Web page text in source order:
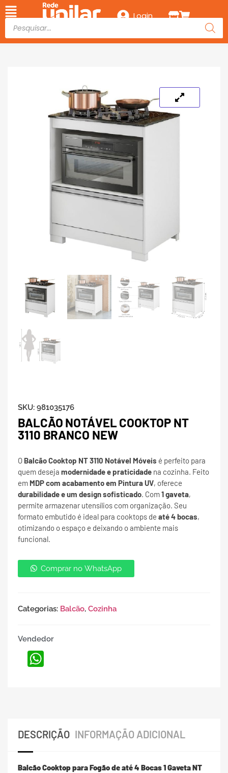
Login
SKU: 981035176
BALCÃO NOTÁVEL COOKTOP NT
3110 BRANCO NEW
O Balcão Cooktop NT 3110 Notável Móveis é perfeito para
quem deseja modernidade e praticidade na cozinha. Feito
em MDP com acabamento em Pintura UV, oferece
durabilidade e um design sofisticado. Com1 gaveta,
permite armazenar utensílios com organização. Seu
formato embutido é ideal para cooktops de até 4 bocas,
otimizando o espaço e deixando o ambiente mais
funcional.
Comprar no WhatsApp
Categorias: Balcão, Cozinha
Vendedor
DESCRIÇÃO INFORMAÇÃO ADICIONAL
Balcão Cooktop para Fogão de até 4 Bocas 1 Gaveta NT